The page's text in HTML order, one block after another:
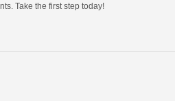
Take the first step today!